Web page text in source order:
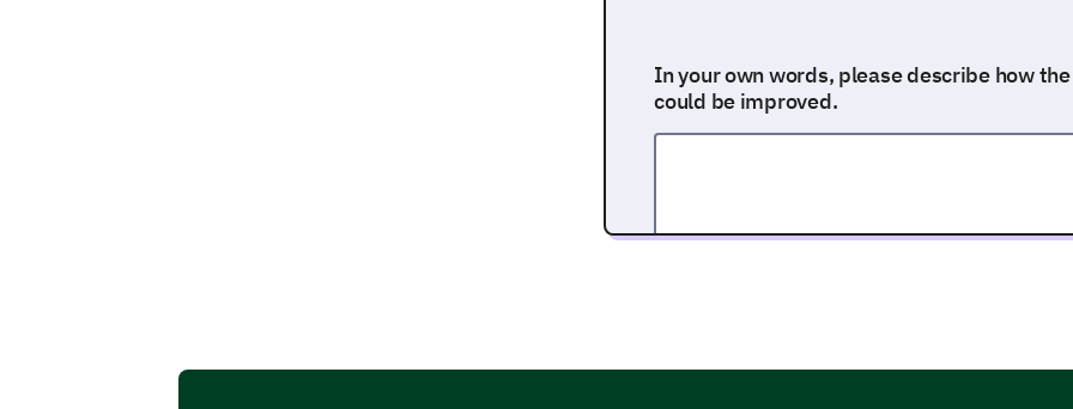
In your own words, please describe how
could be improved.